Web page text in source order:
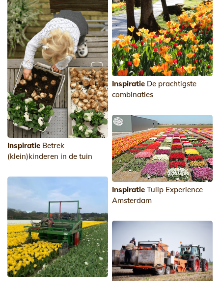
Inspiratie De prachtigste
combinaties
Inspiratie Betrek
(klein)kinderen in de tuin
Inspiratie Tulip Experience
Amsterdam